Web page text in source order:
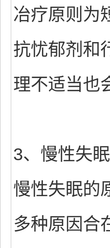
冶疗原则为
抗忧郁剂和
理不适当也
3、慢性失
慢性失眠的
多种原因合